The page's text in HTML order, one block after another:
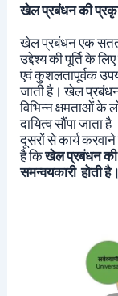
खेल प्रबंधन की
खेल प्रबंधन एक सतत
उद्देश्य की पूर्ति के
एवं कुशलतापूर्वक
जाती है। खेल
विभिन्न क्षमताओं के
दायित्व सौंपा
दूसरों से कार्य
है किखेल प्रबंधन की
समन्वयकारी होती है।